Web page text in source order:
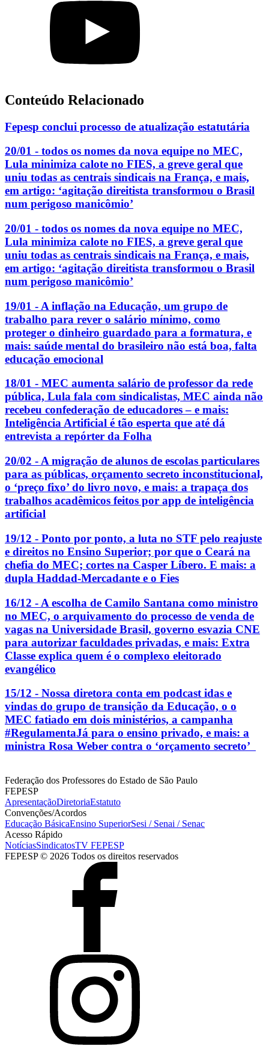
Conteúdo Relacionado
Fepesp conclui processo de atualização estatutária
20/01 - todos os nomes da nova equipe no MEC,
Lula minimiza calote no FIES, a greve geral que
uniu todas as centrais sindicais na França, e mais,
em artigo: ‘agitação direitista transformou o Brasil
num perigoso manicômio’
20/01 - todos os nomes da nova equipe no MEC,
Lula minimiza calote no FIES, a greve geral que
uniu todas as centrais sindicais na França, e mais,
em artigo: ‘agitação direitista transformou o Brasil
num perigoso manicômio’
19/01 - A inflação na Educação, um grupo de
trabalho para rever o salário mínimo, como
proteger o dinheiro guardado para a formatura, e
mais: saúde mental do brasileiro não está boa, falta
educação emocional
18/01 - MEC aumenta salário de professor da rede
pública, Lula fala com sindicalistas, MEC ainda não
recebeu confederação de educadores – e mais:
Inteligência Artificial é tão esperta que até dá
entrevista a repórter da Folha
20/02 - A migração de alunos de escolas particulares
para as públicas, orçamento secreto inconstitucional,
o ‘preço fixo’ do livro novo, e mais: a trapaça dos
trabalhos acadêmicos feitos por app de inteligência
artificial
19/12 - Ponto por ponto, a luta no STF pelo reajuste
e direitos no Ensino Superior; por que o Ceará na
chefia do MEC; cortes na Casper Líbero. E mais: a
dupla Haddad-Mercadante e o Fies
16/12 - A escolha de Camilo Santana como ministro
no MEC, o arquivamento do processo de venda de
vagas na Universidade Brasil, governo esvazia CNE
para autorizar faculdades privadas, e mais: Extra
Classe explica quem é o complexo eleitorado
evangélico
15/12 - Nossa diretora conta em podcast idas e
vindas do grupo de transição da Educação, o o
MEC fatiado em dois ministérios, a campanha
#RegulamentaJá para o ensino privado, e mais: a
ministra Rosa Weber contra o ‘orçamento secreto’
Federação dos Professores do Estado de São Paulo
FEPESP
ApresentaçãoDiretoriaEstatuto
Convenções/Acordos
Educação BásicaEnsino SuperiorSesi / Senai / Senac
Acesso Rápido
NotíciasSindicatosTV FEPESP
FEPESP © 2026 Todos os direitos reservados